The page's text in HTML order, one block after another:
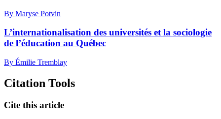
By Maryse Potvin
L’internationalisation des universités et la sociologie
de l’éducation au Québec
By Émilie Tremblay
Citation Tools
Cite this article